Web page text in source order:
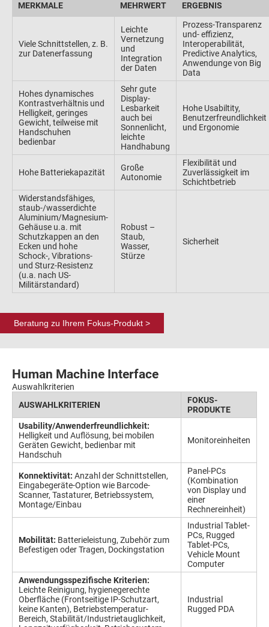
MERKMALE
MEHRWERT ERGEBNIS
Viele Schnittstellen, z. B.
zur Datenerfassung
Leichte
Vernetzung
und
Integration
der Daten
Prozess-Transparenz
und- effizienz,
Interoperabilität,
Predictive Analytics,
Anwendunge von Big
Data
Hohes dynamisches
Kontrastverhältnis und
Helligkeit, geringes
Gewicht, teilweise mit
Handschuhen
bedienbar
Sehr gute
Display-
Lesbarkeit
auch bei
Sonnenlicht,
leichte
Handhabung
Hohe Usabiltity,
Benutzerfreundlichkeit
und Ergonomie
Hohe Batteriekapazität
Große
Autonomie
Flexibilität und
Zuverlässigkeit im
Schichtbetrieb
Widerstandsfähiges,
staub-/wasserdichte
Aluminium/Magnesium-
Gehäuse u.a. mit
Schutzkappen an den
Ecken und hohe
Schock-, Vibrations-
und Sturz-Resistenz
(u.a. nach US-
Militärstandard)
Robust –
Staub,
Wasser,
Stürze
Sicherheit
Beratung zu Ihrem Fokus-Produkt >
Human Machine Interface
Auswahlkriterien
AUSWAHLKRITERIEN
FOKUS-
PRODUKTE
Usability/Anwenderfreundlichkeit:
Helligkeit und Auflösung, bei mobilen
Geräten Gewicht, bedienbar mit
Handschuh
Monitoreinheiten
Konnektivität: Anzahl der Schnittstellen,
Eingabegeräte-Option wie Barcode-
Scanner, Tastaturer, Betriebssystem,
Montage/Einbau
Panel-PCs
(Kombination
von Display und
einer
Rechnereinheit)
Mobilität: Batterieleistung, Zubehör zum
Befestigen oder Tragen, Dockingstation
Industrial Tablet-
PCs, Rugged
Tablet-PCs,
Vehicle Mount
Computer
Anwendungsspezifische Kriterien:
Leichte Reinigung, hygienegerechte
Oberfläche (Frontseitige IP-Schutzart,
keine Kanten), Betriebstemperatur-
Bereich, Stabilität/Industrietauglichkeit,
Industrial
Rugged PDA